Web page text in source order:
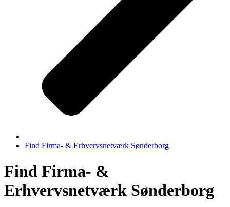
Find Firma- & Erhvervsnetværk Sønderborg
Find Firma- &
Erhvervsnetværk Sønderborg